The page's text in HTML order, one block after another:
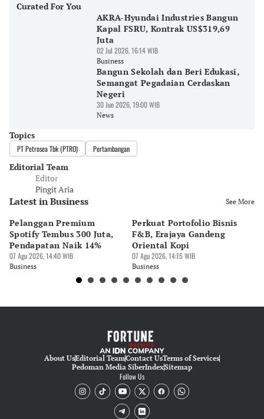
Curated For You
AKRA-Hyundai Industries Bangun
Kapal FSRU, Kontrak US$319,69
Juta
02 Jul 2026, 16:14 WIB
Business
Bangun Sekolah dan Beri Edukasi,
Semangat Pegadaian Cerdaskan
Negeri
30 Jun 2026, 19:00 WIB
News
Topics
PT Petrosea Tbk (PTRO) Pertambangan
Editorial Team
Editor
Pingit Aria
Latest in Business See More
Pelanggan Premium
Spotify Tembus 300 Juta,
Pendapatan Naik 14%
07 Agu 2026, 14:40 WIB
Business
Perkuat Portofolio Bisnis
F&B, Erajaya Gandeng
Oriental Kopi
07 Agu 2026, 14:15 WIB
Business
About UsEditorial TeamContact UsTerms of Services
Pedoman Media SiberIndexSitemap
Follow Us